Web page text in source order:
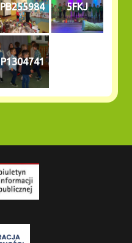
PB255984 5FKJ
P1304741